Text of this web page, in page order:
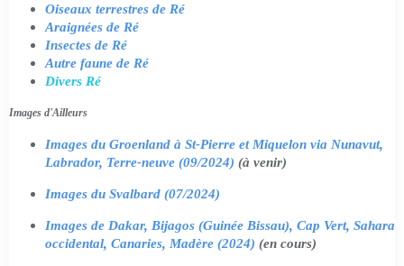
Oiseaux terrestres de Ré
Araignées de Ré
Insectes de Ré
Autre faune de Ré
Divers Ré
Images d'Ailleurs
Images du Groenland à St-Pierre et Miquelon via Nunavut,
Labrador, Terre-neuve (09/2024) (à venir)
Images du Svalbard (07/2024)
Images de Dakar, Bijagos (Guinée Bissau), Cap Vert, Sahara
occidental, Canaries, Madère (2024) (en cours)